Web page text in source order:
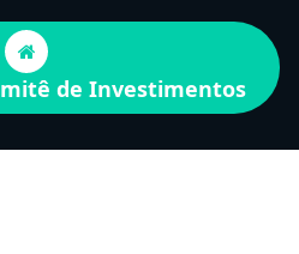
de Investimentos